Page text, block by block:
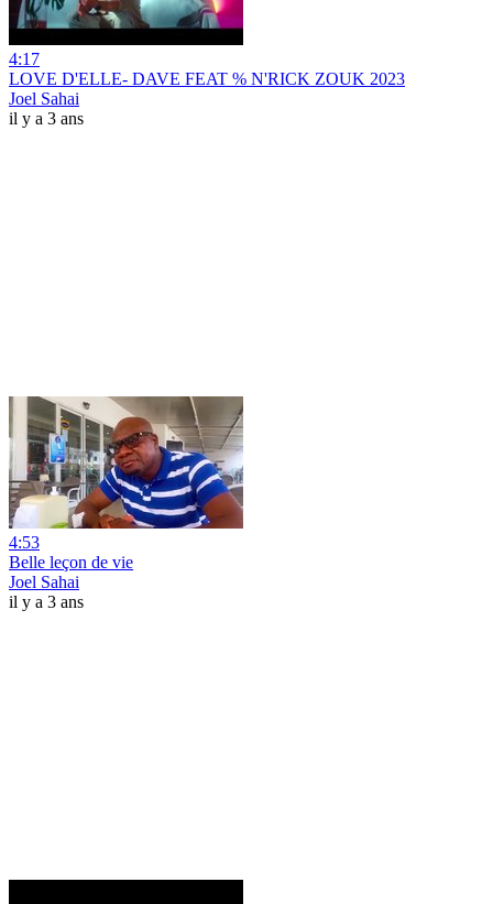
4:17
LOVE D'ELLE- DAVE FEAT % N'RICK ZOUK 2023
Joel Sahai
il y a 3 ans
4:53
Belle leçon de vie
Joel Sahai
il y a 3 ans